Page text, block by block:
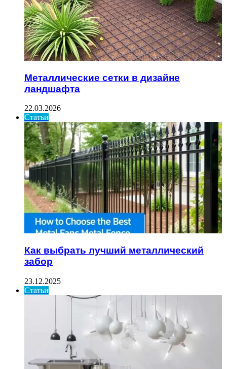
Металлические сетки в дизайне
ландшафта
22.03.2026
Статьи
Как выбрать лучший металлический
забор
23.12.2025
Статьи